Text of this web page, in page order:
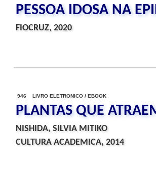
PESSOA IDOSA NA
FIOCRUZ, 2020
946 LIVRO ELETRONICO / EBOOK
PLANTAS QUE
NISHIDA, SILVIA MITIKO
CULTURA ACADEMICA, 2014